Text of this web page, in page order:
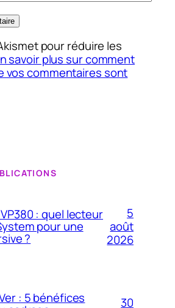
pour réduire les
savoir plus sur comment
vos commentaires sont
: quel lecteur
pour une
?
5
août
2026
: 5 bénéfices
30